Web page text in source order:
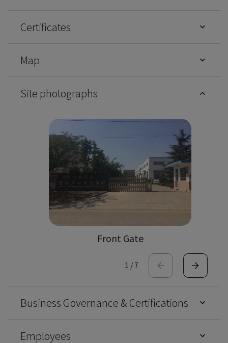
Certificates
Map
Site photographs
Front Gate
1 / 7
Business Governance & Certifications
Employees